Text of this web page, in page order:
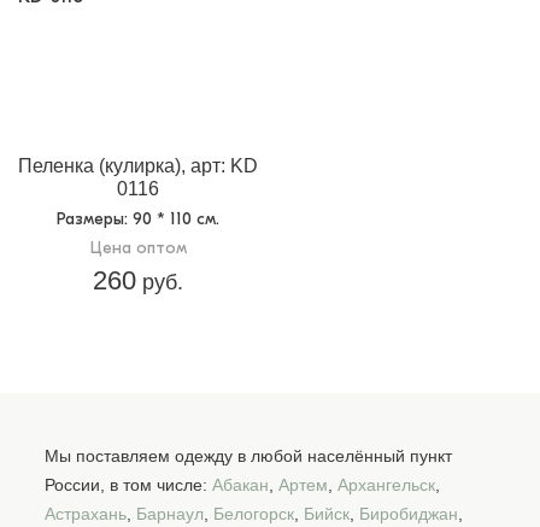
Пеленка (кулирка), арт: KD
0116
Размеры: 90 * 110 см.
Цена оптом
260 руб.
Мы поставляем одежду в любой населённый пункт
России, в том числе: Абакан, Артем, Архангельск,
Астрахань, Барнаул, Белогорск, Бийск, Биробиджан,